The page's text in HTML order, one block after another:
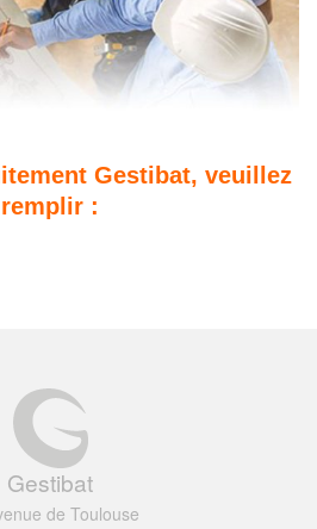
Gestibat, veuillez
remplir :
Gestibat
de Toulouse